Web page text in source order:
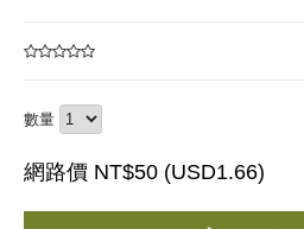
數量
網路價 NT$50 (USD1.66)